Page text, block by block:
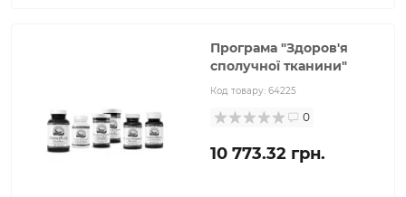
Програма "Здоров'я
сполучної тканини"
Код товару: 64225
0
10 773.32 грн.